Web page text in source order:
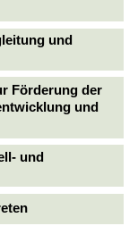
und
Förderung der
und
und